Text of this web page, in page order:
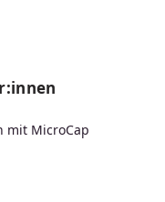
mit MicroCap